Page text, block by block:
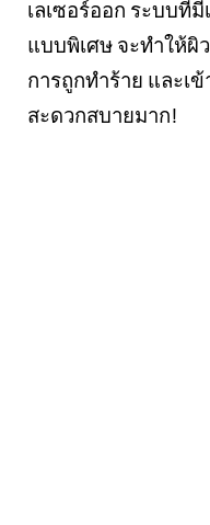
เลเซอร์ออก ระบบที่
แบบพิเศษ จะทำให้ผิ
การถูกทำร้าย และเ
สะดวกสบายมาก!